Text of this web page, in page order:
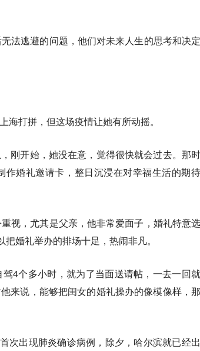
法逃避的问题，他们对未来人生的思考和决定
打拼，但这场疫情让她有所动摇。
刚开始，她没在意，觉得很快就会过去。那时
婚礼邀请卡，整日沉浸在对幸福生活的期待
视，尤其是父亲，他非常爱面子，婚礼特意选
婚礼举办的排场十足，热闹非凡。
4个多小时，就为了当面送请帖，一去一回就
来说，能够把闺女的婚礼操办的像模像样，那
次出现肺炎确诊病例，除夕，哈尔滨就已经出